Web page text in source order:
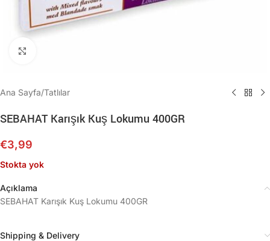
Ana Sayfa/Tatlılar
SEBAHAT Karışık Kuş Lokumu 400GR
€3,99
Stokta yok
Açıklama
SEBAHAT Karışık Kuş Lokumu 400GR
Shipping & Delivery